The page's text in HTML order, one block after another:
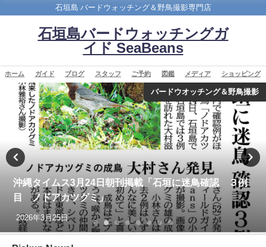
石垣島 バードウォッチング＆野鳥撮影専門店
石垣島バードウォッチングガ
イド SeaBeans
ホーム ガイド ブログ スタッフ ご予約 図鑑 メディア ショッピング
ショッピング
改訂版 石垣島の野鳥図鑑
2026年5月28日